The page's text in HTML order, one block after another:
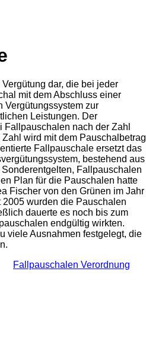
dar, die bei jeder
mit dem Abschluss einer
Vergütungssystem zur
Leistungen. Der
Fallpauschalen nach der Zahl
wird mit dem Pauschalbetrag
Fallpauschale ersetzt das
bestehend aus
Fallpauschalen
Plan für die Pauschalen hatte
Fischer von den Grünen im Jahr
wurden die Pauschalen
dauerte es noch bis zum
endgültig wirkten.
viele Ausnahmen festgelegt, die
Fallpauschalen Verordnung